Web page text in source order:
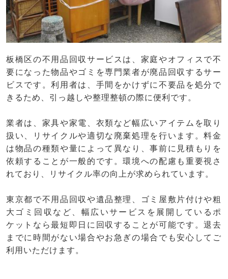
板橋区の不用品回収サービスは、家庭やオフィスで不
要になった物品やゴミを専門業者が廃品回収するサー
ビスです。利用者は、手間をかけずに不要品を処分で
きるため、引っ越しや整理整頓の際に便利です。
業者は、家具や家電、衣類など幅広いアイテムを取り
扱い、リサイクルや適切な廃棄処理を行います。料金
は物品の種類や量によって異なり、事前に見積もりを
依頼することが一般的です。環境への配慮も重要視さ
れており、リサイクル率の向上が求められています。
東京都で不用品回収や遺品整理、ゴミ屋敷片付けや粗
大ゴミ回収など、幅広いサービスを展開しているポ
ケットなら最短即日に回収することが可能です。退去
までに時間がない場合やお急ぎの場合でも安心してご
利用いただけます。